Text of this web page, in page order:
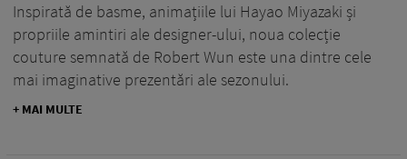
Inspirată de basme, animațiile lui Hayao Miyazaki și
propriile amintiri ale designer-ului, noua colecție
couture semnată de Robert Wun este una dintre cele
mai imaginative prezentări ale sezonului.
+ MAI MULTE